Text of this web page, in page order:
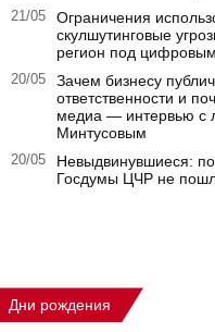
21/05
Ограничения
скулшутинговые
регион под
20/05
Зачем бизнесу
ответственности и
медиа — интервью с
Минтусовым
20/05
Невыдвинувшиеся:
Госдумы ЦЧР не
Дни рождения